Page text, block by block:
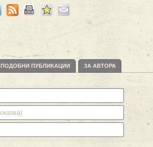
ПОДОБНИ ПУБЛИКАЦИИ ЗА АВТОРА